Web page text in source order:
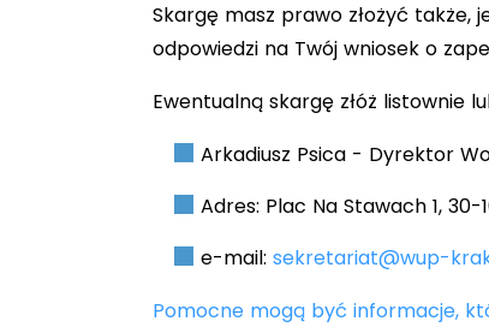
Skargę masz prawo złożyć także,
odpowiedzi na Twój wniosek o
Ewentualną skargę złóż listownie
Arkadiusz Psica - Dyrektor
Adres: Plac Na Stawach 1, 30-
e-mail: sekretariat@wup-
Pomocne mogą być informacje,